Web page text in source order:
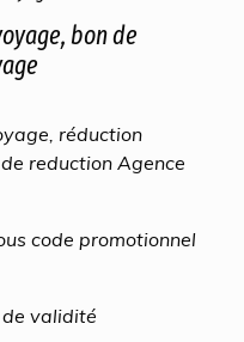
bon de
réduction
reduction Agence
code promotionnel
de validité